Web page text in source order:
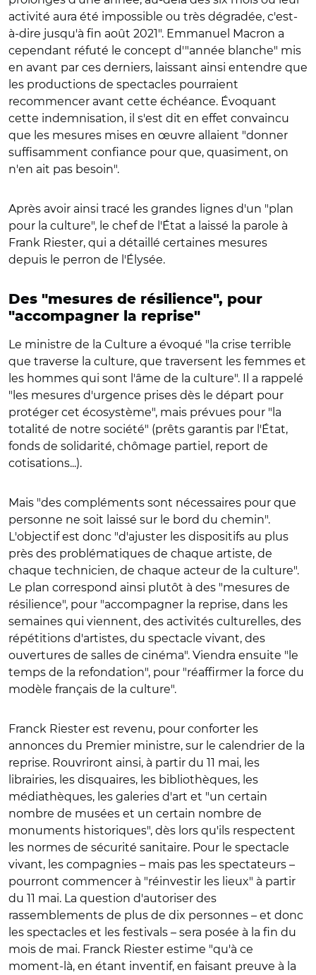
activité aura été impossible ou très dégradée, c'est-
à-dire jusqu'à fin août 2021". Emmanuel Macron a
cependant réfuté le concept d'"année blanche" mis
en avant par ces derniers, laissant ainsi entendre que
les productions de spectacles pourraient
recommencer avant cette échéance. Évoquant
cette indemnisation, il s'est dit en effet convaincu
que les mesures mises en œuvre allaient "donner
suffisamment confiance pour que, quasiment, on
n'en ait pas besoin".
Après avoir ainsi tracé les grandes lignes d'un "plan
pour la culture", le chef de l'État a laissé la parole à
Frank Riester, qui a détaillé certaines mesures
depuis le perron de l'Élysée.
Des "mesures de résilience", pour
"accompagner la reprise"
Le ministre de la Culture a évoqué "la crise terrible
que traverse la culture, que traversent les femmes et
les hommes qui sont l'âme de la culture". Il a rappelé
"les mesures d'urgence prises dès le départ pour
protéger cet écosystème", mais prévues pour "la
totalité de notre société" (prêts garantis par l'État,
fonds de solidarité, chômage partiel, report de
cotisations...).
Mais "des compléments sont nécessaires pour que
personne ne soit laissé sur le bord du chemin".
L'objectif est donc "d'ajuster les dispositifs au plus
près des problématiques de chaque artiste, de
chaque technicien, de chaque acteur de la culture".
Le plan correspond ainsi plutôt à des "mesures de
résilience", pour "accompagner la reprise, dans les
semaines qui viennent, des activités culturelles, des
répétitions d'artistes, du spectacle vivant, des
ouvertures de salles de cinéma". Viendra ensuite "le
temps de la refondation", pour "réaffirmer la force du
modèle français de la culture".
Franck Riester est revenu, pour conforter les
annonces du Premier ministre, sur le calendrier de la
reprise. Rouvriront ainsi, à partir du 11 mai, les
librairies, les disquaires, les bibliothèques, les
médiathèques, les galeries d'art et "un certain
nombre de musées et un certain nombre de
monuments historiques", dès lors qu'ils respectent
les normes de sécurité sanitaire. Pour le spectacle
vivant, les compagnies – mais pas les spectateurs –
pourront commencer à "réinvestir les lieux" à partir
du 11 mai. La question d'autoriser des
rassemblements de plus de dix personnes – et donc
les spectacles et les festivals – sera posée à la fin du
mois de mai. Franck Riester estime "qu'à ce
moment-là, en étant inventif, en faisant preuve à la